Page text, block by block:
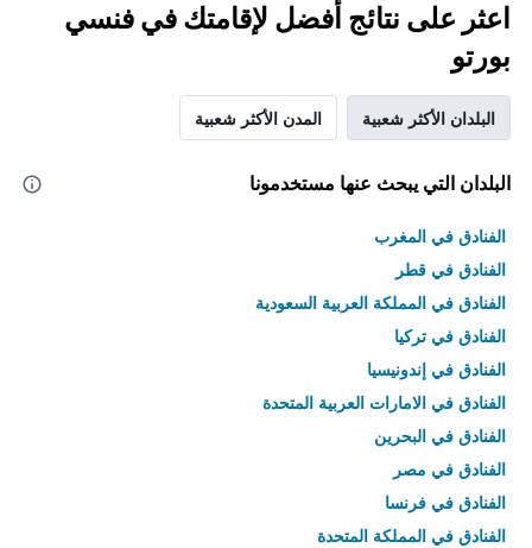
اعثر على نتائج أفضل لإقامتك في فنسي
بورتو
البلدان الأكثر شعبية المدن الأكثر شعبية
البلدان التي يبحث عنها مستخدمونا
الفنادق في المغرب
الفنادق في قطر
الفنادق في المملكة العربية السعودية
الفنادق في تركيا
الفنادق في إندونيسيا
الفنادق في الامارات العربية المتحدة
الفنادق في البحرين
الفنادق في مصر
الفنادق في فرنسا
الفنادق في المملكة المتحدة